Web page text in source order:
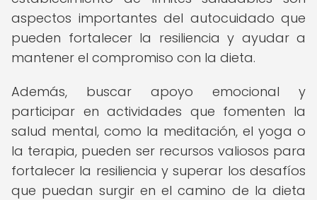
aspectos importantes del autocuidado que
pueden fortalecer la resiliencia y ayudar a
mantener el compromiso con la dieta.
Además, buscar apoyo emocional y
participar en actividades que fomenten la
salud mental, como la meditación, el yoga o
la terapia, pueden ser recursos valiosos para
fortalecer la resiliencia y superar los desafíos
que puedan surgir en el camino de la dieta